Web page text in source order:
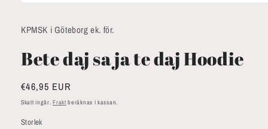
iKPMSK i Göteborg ek. för.
Bete daj sa ja te daj Hoodie
Ordinarie
pris
€46,95 EUR
Skatt ingår.Frakt beräknas i kassan.
Storlek